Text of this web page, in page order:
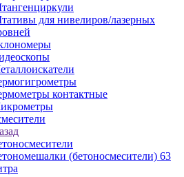
для нивелиров/лазерных
контактные
(бетоносмесители) 63